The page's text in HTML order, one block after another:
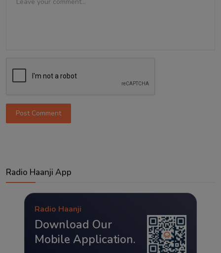
Post Comment
Radio Haanji App
Radio Haanji
Download Our
Mobile Application.